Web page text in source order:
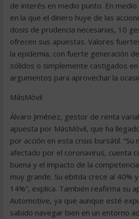
de interés en medio punto. En
en la que el dinero huye de las
dosis de prudencia necesarias, 10
ofrecen sus apuestas. Valores
la epidemia, con fuerte generación
sólidos o simplemente castigados
argumentos para aprovechar la
MásMóvil
Álvaro Jiménez, gestor de renta
apuesta por MásMóvil, que ha
por acción en esta crisis bursátil. “Su
afectado por el coronavirus, cuenta
buena y el impacto de la
muy grande. Su ebitda crece al 40%
14%”, explica. También reafirma su
Automotive, ya que aunque esté
sabido navegar bien en un entorno